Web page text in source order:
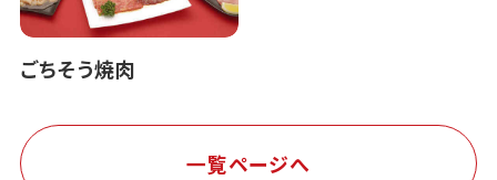
ごちそう焼肉
一覧ページへ